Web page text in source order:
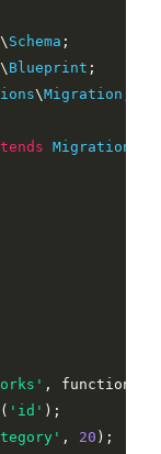
\ Schema
\ Blueprint
\Migration
Migration
, function
( 'id' );
, 20 );